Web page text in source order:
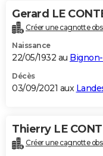
Gerard LE
Créer une cagnotte
Naissance
22/05/1932 au
Décès
03/09/2021 aux
Thierry LE
Créer une cagnotte